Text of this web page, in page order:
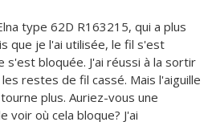
type 62D R163215, qui a plus
que je l'ai utilisée, le fil s'est
s'est bloquée. J'ai réussi à la sortir
restes de fil cassé. Mais l'aiguille
plus. Auriez-vous une
où cela bloque? J'ai